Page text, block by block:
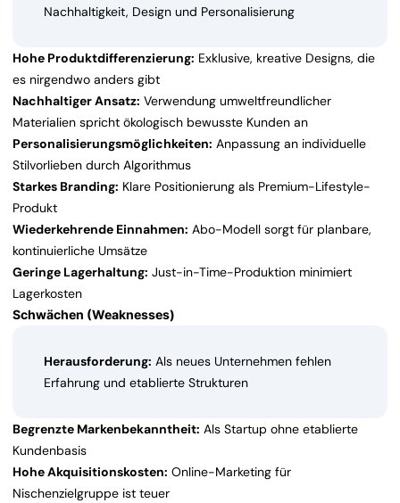
Nachhaltigkeit, Design und Personalisierung
Hohe Produktdifferenzierung: Exklusive, kreative Designs, die
es nirgendwo anders gibt
Nachhaltiger Ansatz: Verwendung umweltfreundlicher
Materialien spricht ökologisch bewusste Kunden an
Personalisierungsmöglichkeiten: Anpassung an individuelle
Stilvorlieben durch Algorithmus
Starkes Branding: Klare Positionierung als Premium-Lifestyle-
Produkt
Wiederkehrende Einnahmen: Abo-Modell sorgt für planbare,
kontinuierliche Umsätze
Geringe Lagerhaltung: Just-in-Time-Produktion minimiert
Lagerkosten
Schwächen (Weaknesses)
Herausforderung: Als neues Unternehmen fehlen
Erfahrung und etablierte Strukturen
Begrenzte Markenbekanntheit: Als Startup ohne etablierte
Kundenbasis
Hohe Akquisitionskosten: Online-Marketing für
Nischenzielgruppe ist teuer